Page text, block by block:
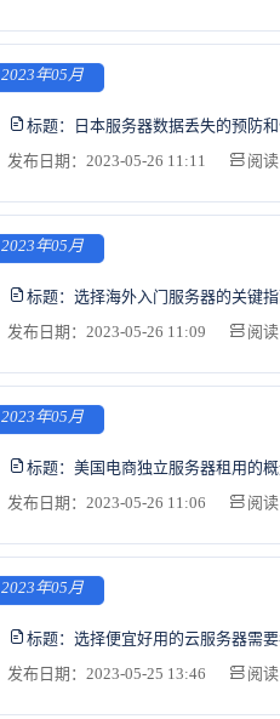
2023年05月
标题：
日本服务器数据丢失的预防
发布日期：2023-05-26 11:11
阅
2023年05月
标题： 选择海外入门服务器的关键
发布日期：2023-05-26 11:09
阅
2023年05月
标题： 美国电商独立服务器租用的
发布日期：2023-05-26 11:06
阅
2023年05月
标题： 选择便宜好用的云服务器需要
发布日期：2023-05-25 13:46
阅